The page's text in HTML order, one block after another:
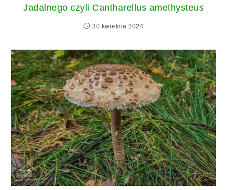
Jadalnego czyli Cantharellus amethysteus
30 kwietnia 2024